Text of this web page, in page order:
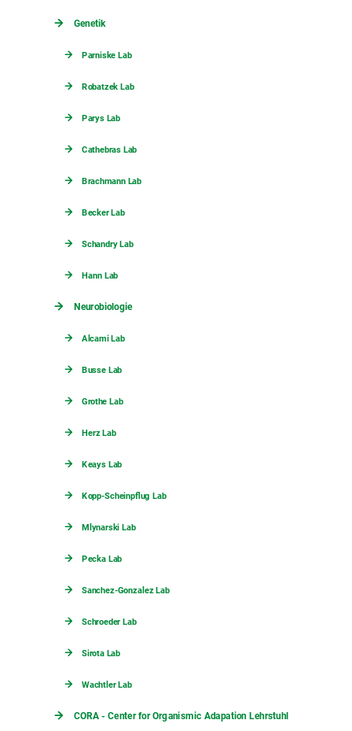
Genetik
Parniske Lab
Robatzek Lab
Parys Lab
Cathebras Lab
Brachmann Lab
Becker Lab
Schandry Lab
Hann Lab
Neurobiologie
Alcami Lab
Busse Lab
Grothe Lab
Herz Lab
Keays Lab
Kopp-Scheinpflug Lab
Mlynarski Lab
Pecka Lab
Sanchez-Gonzalez Lab
Schroeder Lab
Sirota Lab
Wachtler Lab
CORA - Center for Organismic Adapation Lehrstuhl